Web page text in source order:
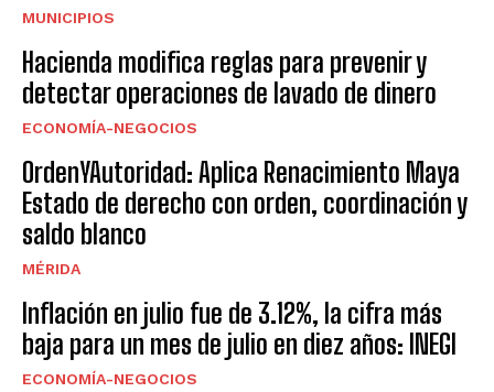
MUNICIPIOS
Hacienda modifica reglas para prevenir y
detectar operaciones de lavado de dinero
ECONOMÍA-NEGOCIOS
OrdenYAutoridad: Aplica Renacimiento Maya
Estado de derecho con orden, coordinación y
saldo blanco
MÉRIDA
Inflación en julio fue de 3.12%, la cifra más
baja para un mes de julio en diez años: INEGI
ECONOMÍA-NEGOCIOS